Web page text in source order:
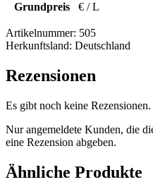
Grundpreis € / L
Artikelnummer: 505
Herkunftsland: Deutschland
Rezensionen
Es gibt noch keine Rezensionen.
Nur angemeldete Kunden, die
eine Rezension abgeben.
Ähnliche Produkte